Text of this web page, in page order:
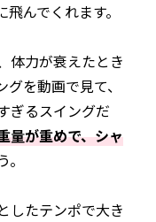
んでくれます。
体力が衰えたとき
を動画で見て、
ぎるスイングだ
量が重めで、シャ
したテンポで大き